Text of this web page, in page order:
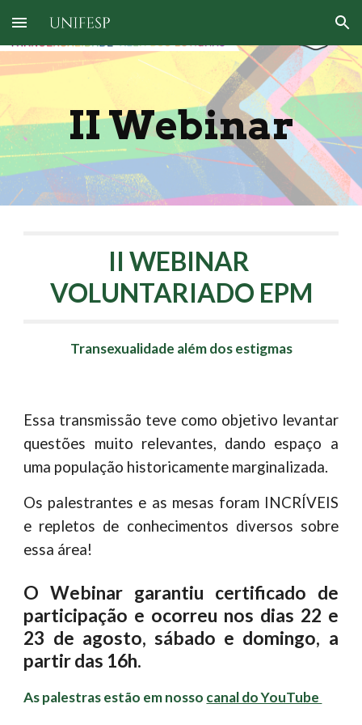
Skip to main content Skip to navigation
II Webinar
II WEBINAR
VOLUNTARIADO EPM
Transexualidade além dos estigmas
Essa transmissão teve como objetivo levantar
questões muito relevantes, dando espaço a
uma população historicamente marginalizada.
Os palestrantes e as mesas foram INCRÍVEIS
e repletos de conhecimentos diversos sobre
essa área!
O Webinar garantiu certificado de
participação e ocorreu nos dias 22 e
23 de agosto, sábado e domingo, a
partir das 16h.
As palestras estão em nosso canal do YouTube